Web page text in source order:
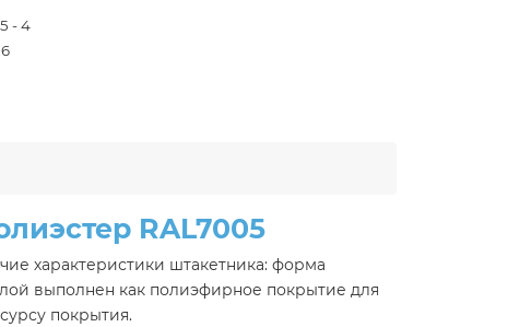
- 4
RAL7005
характеристики штакетника: форма
выполнен как полиэфирное покрытие для
покрытия.